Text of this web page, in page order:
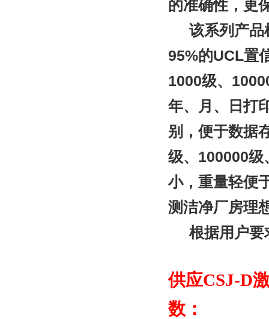
的准确性，更
该系列产品
95%的UCL置
1000级、
年、月、日打
别，便于数据
级、100000级
小，重量轻便
测洁净厂房理
根据用户要
供应CSJ-D
数：